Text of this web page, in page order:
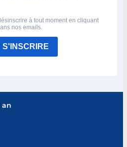
à tout moment en cliquant
nos emails.
S'INSCRIRE
an